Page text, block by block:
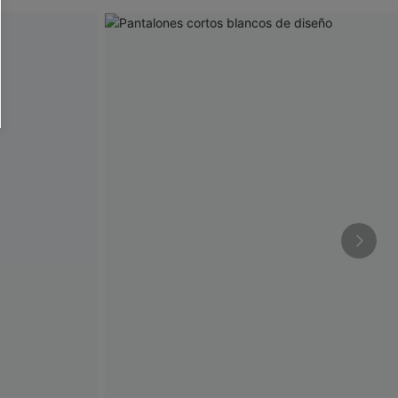
formulario, usted acepta nuestros
de Cupshe en cualquier momento del
y ofertas adaptados a su perfil.